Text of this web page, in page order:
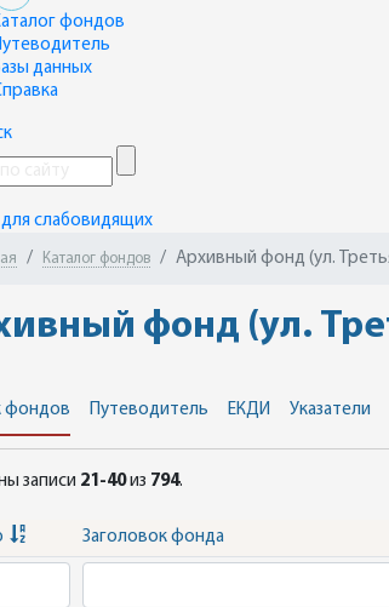
фондов
данных
слабовидящих
Каталог фондов Архивный фонд (ул.
фонд (ул.
фондов Путеводитель ЕКДИ Указатели
записи 21-40из 794.
Заголовок фонда